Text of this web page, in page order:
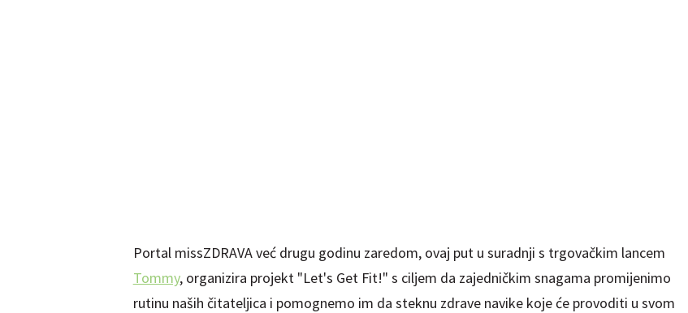
Portal missZDRAVA već drugu godinu zaredom, ovaj put u suradnji s trgovačkim lancem
Tommy, organizira projekt "Let's Get Fit!" s ciljem da zajedničkim snagama promijenimo
rutinu naših čitateljica i pomognemo im da steknu zdrave navike koje će provoditi u svom